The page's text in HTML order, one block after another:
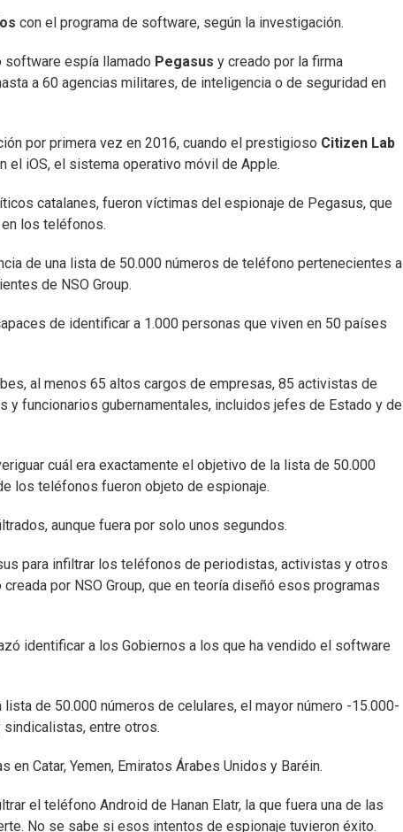
con el programa de software, según la investigación.
software espía llamado Pegasus y creado por la firma
a 60 agencias militares, de inteligencia o de seguridad en
por primera vez en 2016, cuando el prestigioso Citizen Lab
el iOS, el sistema operativo móvil de Apple.
catalanes, fueron víctimas del espionaje de Pegasus, que
los teléfonos.
de una lista de 50.000 números de teléfono pertenecientes a
de NSO Group.
de identificar a 1.000 personas que viven en 50 países
al menos 65 altos cargos de empresas, 85 activistas de
funcionarios gubernamentales, incluidos jefes de Estado y de
cuál era exactamente el objetivo de la lista de 50.000
los teléfonos fueron objeto de espionaje.
aunque fuera por solo unos segundos.
para infiltrar los teléfonos de periodistas, activistas y otros
por NSO Group, que en teoría diseñó esos programas
identificar a los Gobiernos a los que ha vendido el software
de 50.000 números de celulares, el mayor número -15.000-
entre otros.
Catar, Yemen, Emiratos Árabes Unidos y Baréin.
el teléfono Android de Hanan Elatr, la que fuera una de las
No se sabe si esos intentos de espionaje tuvieron éxito.